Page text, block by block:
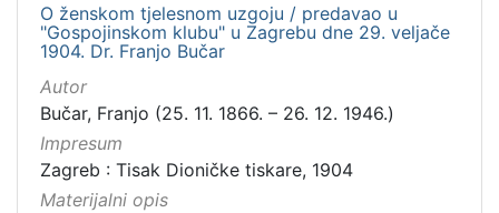
O ženskom tjelesnom uzgoju / predavao u
"Gospojinskom klubu" u Zagrebu dne 29. veljače
1904. Dr. Franjo Bučar
Autor
Bučar, Franjo (25. 11. 1866. – 26. 12. 1946.)
Impresum
Zagreb : Tisak Dioničke tiskare, 1904
Materijalni opis